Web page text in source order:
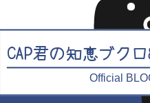
CAP君の知恵ブク
Official